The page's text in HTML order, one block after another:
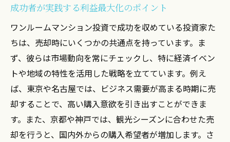
成功者が実践する利益最大化のポイント
ワンルームマンション投資で成功を収めている投資家た
ちは、売却時にいくつかの共通点を持っています。ま
ず、彼らは市場動向を常にチェックし、特に経済イベン
トや地域の特性を活用した戦略を立てています。例え
ば、東京や名古屋では、ビジネス需要が高まる時期に売
却することで、高い購入意欲を引き出すことができま
す。また、京都や神戸では、観光シーズンに合わせた売
却を行うと、国内外からの購入希望者が増加します。さ